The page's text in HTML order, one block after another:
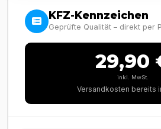
KFZ-Kennzeichen
Geprüfte Qualität – direkt per
29,90
inkl. MwSt.
Versandkosten bereits